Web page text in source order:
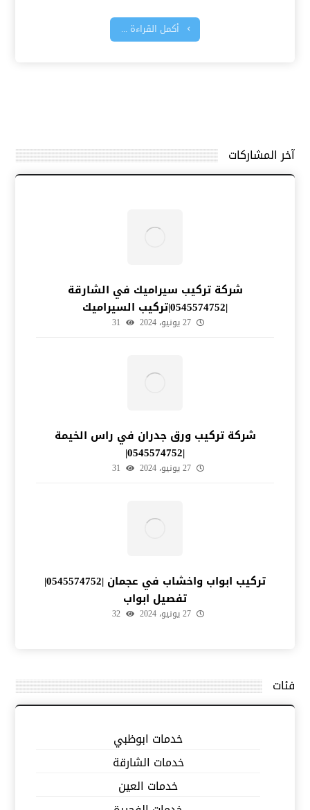
أكمل القراءة ...
آخر المشاركات
شركة تركيب سيراميك في الشارقة
|0545574752|تركيب السيراميك
27 يونيو، 2024 31
شركة تركيب ورق جدران في راس الخيمة
|0545574752|
27 يونيو، 2024 31
تركيب ابواب واخشاب في عجمان |0545574752|
تفصيل ابواب
27 يونيو، 2024 32
فئات
خدمات ابوظبي
خدمات الشارقة
خدمات العين